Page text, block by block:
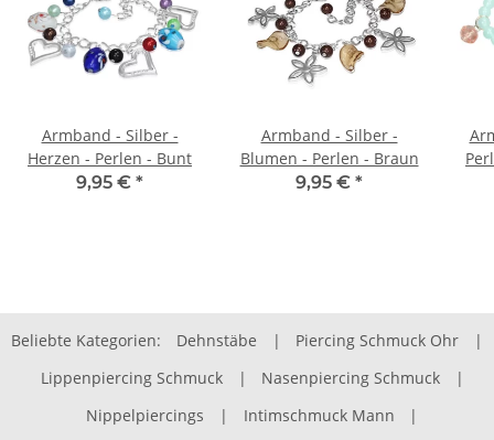
Armband - Silber -
Herzen - Perlen - Bunt
9,95 € *
Armband - Silber -
Blumen - Perlen - Braun
9,95 € *
Beliebte Kategorien: Dehnstäbe | Piercing Schmuck Ohr
|
Lippenpiercing Schmuck
| Nasenpiercing Schmuck
|
Nippelpiercings
| Intimschmuck Mann
|